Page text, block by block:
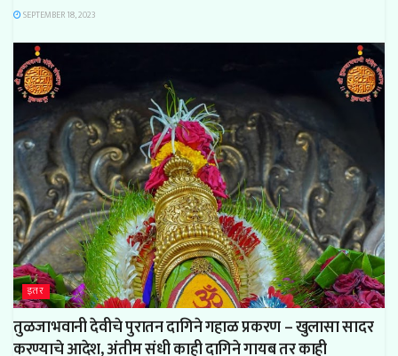
SEPTEMBER 18, 2023
इतर
तुळजाभवानी देवीचे पुरातन दागिने गहाळ प्रकरण – खुलासा सादर
करण्याचे आदेश, अंतीम संधी काही दागिने गायब तर काही